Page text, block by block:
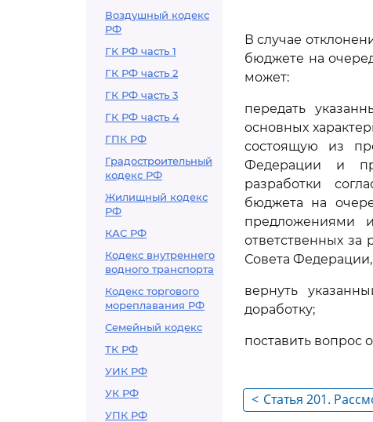
Воздушный кодекс
РФ
ГК РФ часть 1
ГК РФ часть 2
ГК РФ часть 3
ГК РФ часть 4
ГПК РФ
Градостроительный
кодекс РФ
Жилищный кодекс
РФ
КАС РФ
Кодекс внутреннего
водного транспорта
Кодекс торгового
мореплавания РФ
Семейный кодекс
ТК РФ
УИК РФ
УК РФ
УПК РФ
В случае
бюджете на
может:
передать
основных
состоящую из
Федерации и
разработки
бюджета на
предложениями
ответственных за
Совета
вернуть
доработку;
поставить вопрос
< Статья 201.